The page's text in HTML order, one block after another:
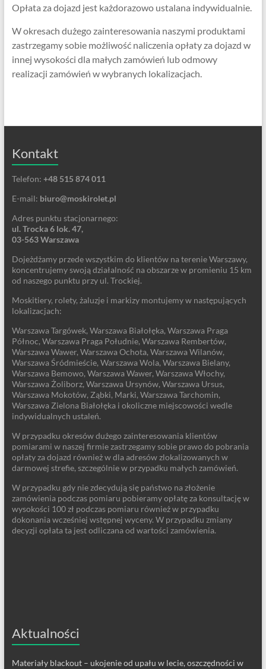
Opłata za dojazd jest każdorazowo ustalana indywidualnie.
W okresach dużego zainteresowania naszymi produktami
zastrzegamy sobie możliwość naliczenia opłaty za dojazd w
innej wysokości dla małych zamówień lub odmowy
realizacji zamówień w wybranych lokalizacjach.
Kontakt
Telefon: +48 515 874 011
E-mail: biuro@moskirolet.pl
Adres punktu stacjonarnego:
ul. Trocka 6 lok. 47,
03-563 Warszawa
Dojeżdżamy przede wszystkim do klientów na terenie Warszawy,
koncentrujemy swoją działalność na obszarze w promieniu 15 km
od naszego punktu przy ul. Trockiej.
Moskitiery, rolety, żaluzje i markizy montujemy w następujących
lokalizacjach:
Warszawa Targówek, Warszawa Białołęka, Warszawa Praga
Północ, Warszawa Praga Południe, Warszawa Rembertów,
Warszawa Wawer, Warszawa Ochota, Warszawa Wilanów,
Warszawa Śródmieście, Warszawa Wola, Warszawa Bielany,
Warszawa Bemowo, Warszawa Wawer, Warszawa Włochy,
Warszawa Żoliborz, Warszawa Ursynów, Warszawa Ursus,
Warszawa Mokotów, Ząbki, Marki, Warszawa Tarchomin,
Warszawa Zielona Białołęka i okoliczne miejscowości wedle
indywidualnych ustaleń.
W przypadku okresów dużego zainteresowania klientów
pomiarami w naszej firmie zastrzegamy sobie prawo do pobrania
opłaty za dojazd również w dla adresów zlokalizowanych w
darmowej strefie, szczególnie w przypadku małych zamówień.
W przypadku gdy nie zdecydują się państwo na złożenie
zamówienia podczas pomiaru pobieramy opłatę za konsultację w
wysokości 100 zł podczas pomiaru również w przypadku
dokonania wcześniej wstępnej wyceny. W przypadku zmiany
decyzji opłata ta jest odliczana od wartości zamówienia.
Aktualności
Materiały blackout – ukojenie od upału w lecie, oszczędności w